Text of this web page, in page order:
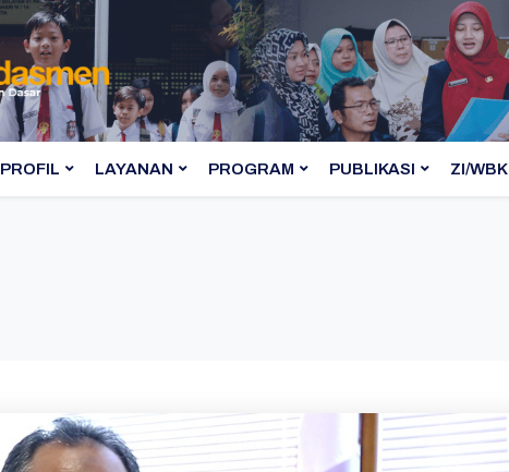
PROFIL LAYANAN PROGRAM PUBLIKASI ZI/WBK